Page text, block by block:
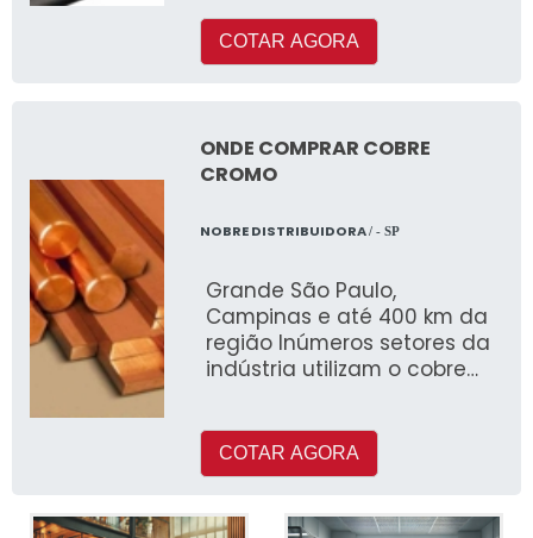
COTAR AGORA
ONDE COMPRAR COBRE
CROMO
NOBRE DISTRIBUIDORA/ - SP
Grande São Paulo,
Campinas e até 400 km da
região Inúmeros setores da
indústria utilizam o cobre
COTAR AGORA